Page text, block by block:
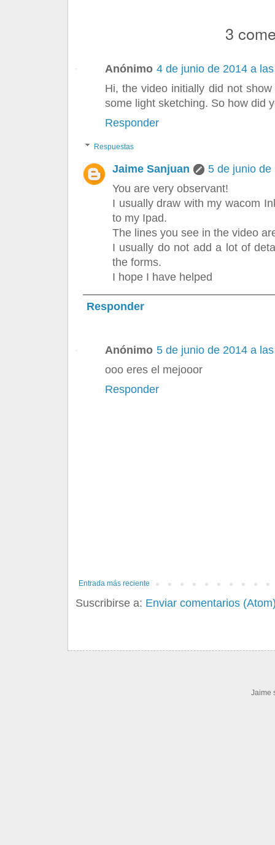
3
Anónimo 4 de junio de 2014 a
Hi, the video initially did not
some light sketching. So how did
Responder
Respuestas
Jaime Sanjuan
5 de junio de
You are very observant!
I usually draw with my wacom
to my Ipad.
The lines you see in the video
I usually do not add a lot of
the forms.
I hope I have helped
Responder
Anónimo 5 de junio de 2014 a
ooo eres el mejooor
Responder
Entrada más reciente
Suscribirse a: Enviar comentarios
Jaime